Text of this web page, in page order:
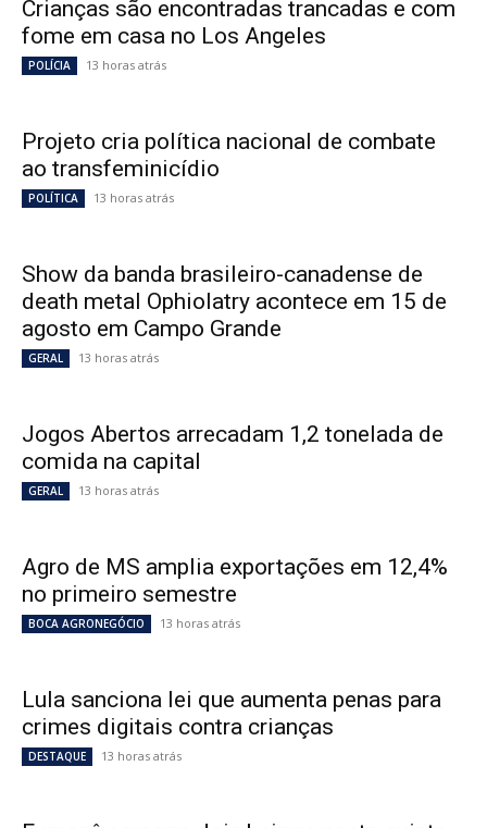
Crianças são encontradas trancadas e com
fome em casa no Los Angeles
POLÍCIA 13 horas atrás
Projeto cria política nacional de combate
ao transfeminicídio
POLÍTICA 13 horas atrás
Show da banda brasileiro-canadense de
death metal Ophiolatry acontece em 15 de
agosto em Campo Grande
GERAL 13 horas atrás
Jogos Abertos arrecadam 1,2 tonelada de
comida na capital
GERAL 13 horas atrás
Agro de MS amplia exportações em 12,4%
no primeiro semestre
BOCA AGRONEGÓCIO 13 horas atrás
Lula sanciona lei que aumenta penas para
crimes digitais contra crianças
DESTAQUE 13 horas atrás